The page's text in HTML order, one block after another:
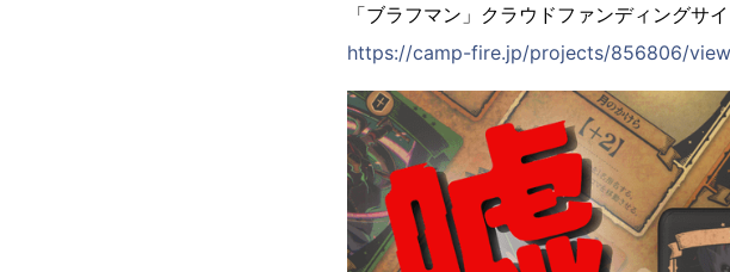
「ブラフマン」クラウドファンディングサイ
https://camp-fire.jp/projects/856806/